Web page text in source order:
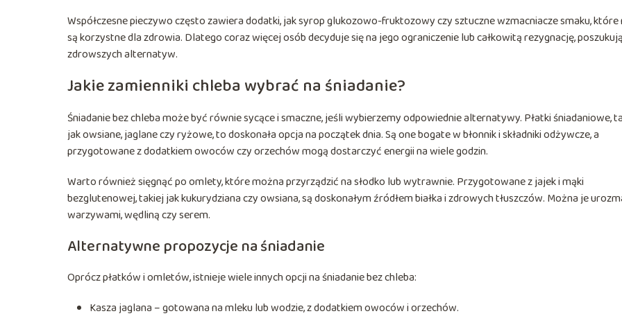
Współczesne pieczywo często zawiera dodatki, jak syrop glukozowo-fruktozowy czy sztuczne wzmacniacze smaku, które
są korzystne dla zdrowia. Dlatego coraz więcej osób decyduje się na jego ograniczenie lub całkowitą rezygnację,
zdrowszych alternatyw.
Jakie zamienniki chleba wybrać na śniadanie?
Śniadanie bez chleba może być równie sycące i smaczne, jeśli wybierzemy odpowiednie alternatywy. Płatki śniadaniowe,
jak owsiane, jaglane czy ryżowe, to doskonała opcja na początek dnia. Są one bogate w błonnik i składniki odżywcze, a
przygotowane z dodatkiem owoców czy orzechów mogą dostarczyć energii na wiele godzin.
Warto również sięgnąć po omlety, które można przyrządzić na słodko lub wytrawnie. Przygotowane z jajek i mąki
bezglutenowej, takiej jak kukurydziana czy owsiana, są doskonałym źródłem białka i zdrowych tłuszczów. Można je
warzywami, wędliną czy serem.
Alternatywne propozycje na śniadanie
Oprócz płatków i omletów, istnieje wiele innych opcji na śniadanie bez chleba:
Kasza jaglana – gotowana na mleku lub wodzie, z dodatkiem owoców i orzechów.